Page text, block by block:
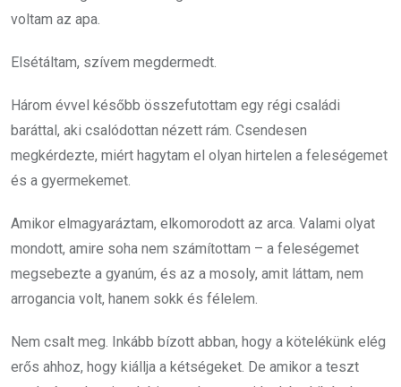
voltam az apa.
Elsétáltam, szívem megdermedt.
Három évvel később összefutottam egy régi családi
baráttal, aki csalódottan nézett rám. Csendesen
megkérdezte, miért hagytam el olyan hirtelen a feleségemet
és a gyermekemet.
Amikor elmagyaráztam, elkomorodott az arca. Valami olyat
mondott, amire soha nem számítottam – a feleségemet
megsebezte a gyanúm, és az a mosoly, amit láttam, nem
arrogancia volt, hanem sokk és félelem.
Nem csalt meg. Inkább bízott abban, hogy a kötelékünk elég
erős ahhoz, hogy kiállja a kétségeket. De amikor a teszt